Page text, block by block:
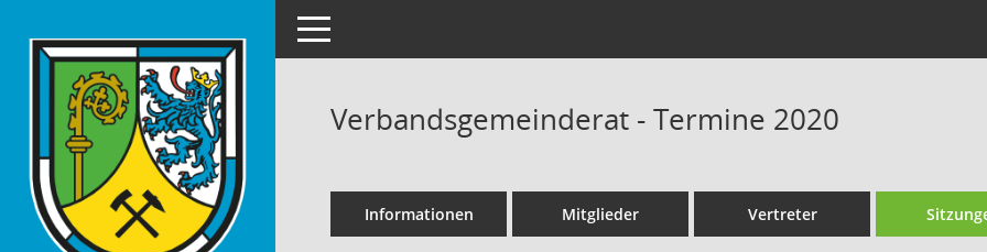
Toggle navigation
Verbandsgemeinderat - Termine 2020
Informationen Mitglieder Vertreter